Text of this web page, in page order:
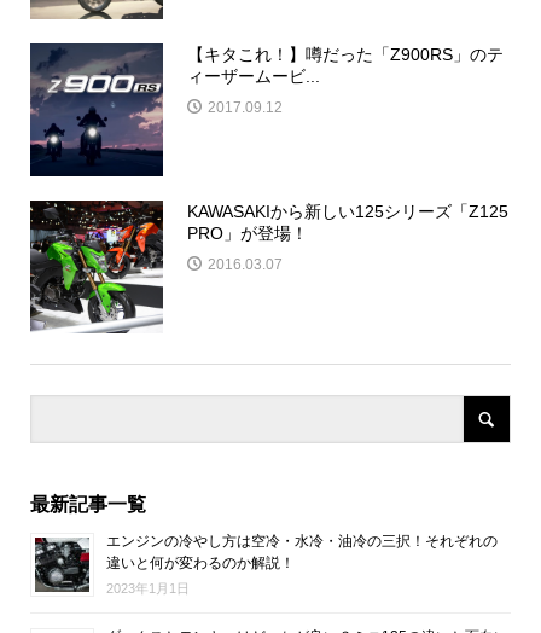
【キタこれ！】噂だった「Z900RS」のテ
ィーザームービ...
2017.09.12
KAWASAKIから新しい125シリーズ「Z125
PRO」が登場！
2016.03.07
最新記事一覧
エンジンの冷やし方は空冷・水冷・油冷の三択！それぞれの
違いと何が変わるのか解説！
2023年1月1日